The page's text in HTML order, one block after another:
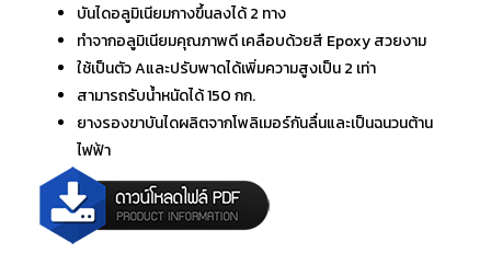
บันไดอลูมิเนียมกางขึ้นลงได้ 2 ทาง
ทำจากอลูมิเนียมคุณภาพดี เคลือบด้วยสี Epoxy สวยงาม
ใช้เป็นตัว Aและปรับพาดได้เพิ่มความสูงเป็น 2 เท่า
สามารถรับน้ำหนัดได้ 150 กก.
ยางรองขาบันไดผลิตจากโพลิเมอร์กันลื่นและเป็นฉนวนต้าน
ไฟฟ้า